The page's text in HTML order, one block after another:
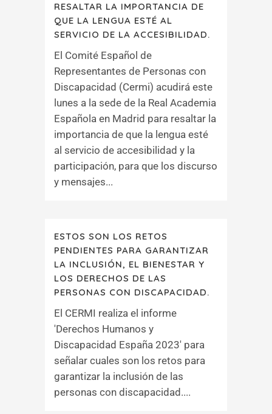
RESALTAR LA IMPORTANCIA DE
QUE LA LENGUA ESTÉ AL
SERVICIO DE LA ACCESIBILIDAD.
El Comité Español de
Representantes de Personas con
Discapacidad (Cermi) acudirá este
lunes a la sede de la Real Academia
Española en Madrid para resaltar la
importancia de que la lengua esté
al servicio de accesibilidad y la
participación, para que los discurso
y mensajes...
ESTOS SON LOS RETOS
PENDIENTES PARA GARANTIZAR
LA INCLUSIÓN, EL BIENESTAR Y
LOS DERECHOS DE LAS
PERSONAS CON DISCAPACIDAD.
El CERMI realiza el informe
'Derechos Humanos y
Discapacidad España 2023' para
señalar cuales son los retos para
garantizar la inclusión de las
personas con discapacidad....